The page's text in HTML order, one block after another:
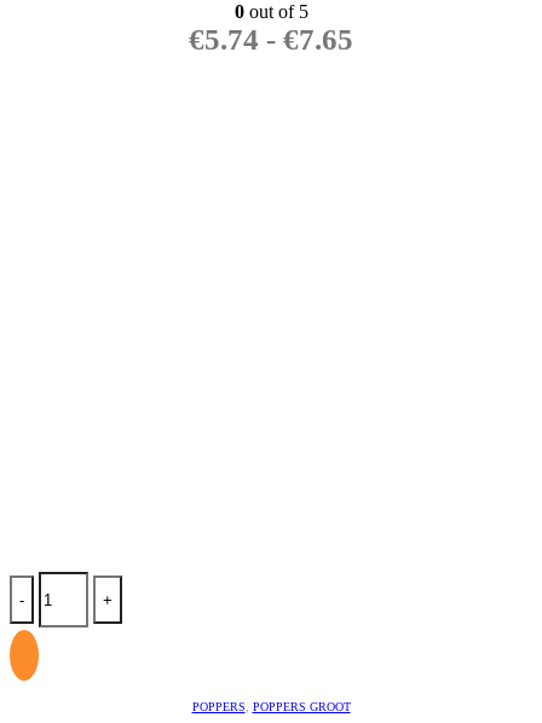
0out of 5
€5.74 - €7.65
- +
POPPERS, POPPERS GROOT